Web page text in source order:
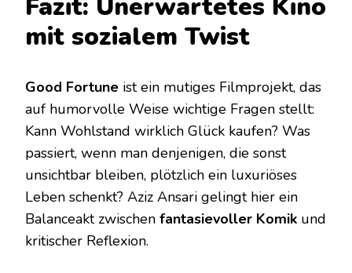
Fazit: Unerwartetes Kino
mit sozialem Twist
Good Fortune ist ein mutiges Filmprojekt, das
auf humorvolle Weise wichtige Fragen stellt:
Kann Wohlstand wirklich Glück kaufen? Was
passiert, wenn man denjenigen, die sonst
unsichtbar bleiben, plötzlich ein luxuriöses
Leben schenkt? Aziz Ansari gelingt hier ein
Balanceakt zwischen fantasievoller Komik und
kritischer Reflexion.